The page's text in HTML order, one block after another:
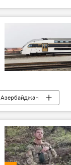
Азербайджан